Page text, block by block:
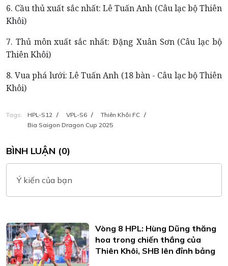
6. Cầu thủ xuất sắc nhất: Lê Tuấn Anh (Câu lạc bộ Thiên
Khôi)
7. Thủ môn xuất sắc nhất: Đặng Xuân Sơn (Câu lạc bộ
Thiên Khôi)
8. Vua phá lưới: Lê Tuấn Anh (18 bàn - Câu lạc bộ Thiên
Khôi)
Tags: HPL-S12 / VPL-S6 / Thiên Khôi FC /
Bia Saigon Dragon Cup 2025
BÌNH LUẬN (0)
Ý kiến của bạn
Vòng 8 HPL: Hùng Dũng thăng
hoa trong chiến thắng của
Thiên Khôi, SHB lên đỉnh bảng